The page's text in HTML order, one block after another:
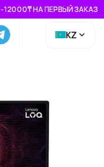
-12000₸ НА ПЕРВЫЙ ЗАКАЗ
KZ